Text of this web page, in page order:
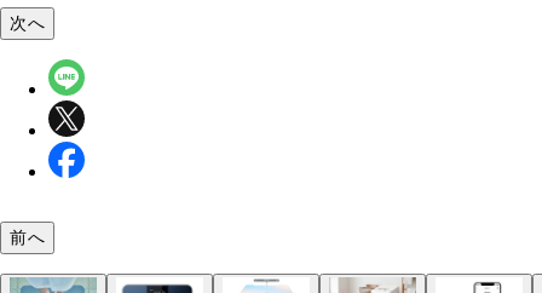
次へ
前へ